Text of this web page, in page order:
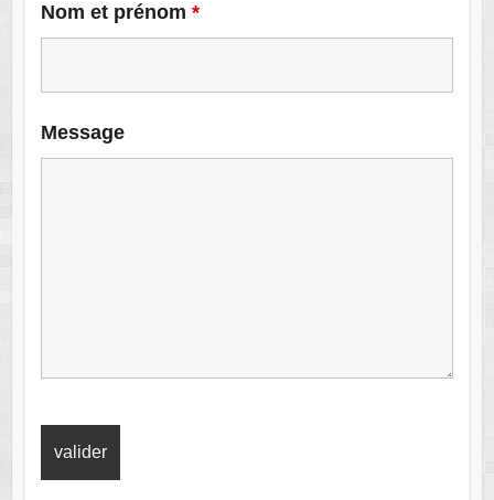
Nom et prénom *
Message